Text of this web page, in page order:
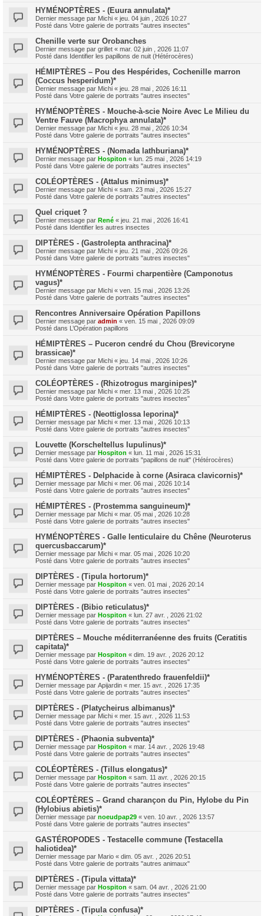
HYMÉNOPTÈRES - (Euura annulata)*
Dernier message par Michi « jeu. 04 juin , 2026 10:27
Posté dans Votre galerie de portraits "autres insectes"
Chenille verte sur Orobanches
Dernier message par grillet « mar. 02 juin , 2026 11:07
Posté dans Identifier les papillons de nuit (Hétérocères)
HÉMIPTÈRES – Pou des Hespérides, Cochenille marron
(Coccus hesperidum)*
Dernier message par Michi « jeu. 28 mai , 2026 16:11
Posté dans Votre galerie de portraits "autres insectes"
HYMÉNOPTÈRES - Mouche-à-scie Noire Avec Le Milieu du
Ventre Fauve (Macrophya annulata)*
Dernier message par Michi « jeu. 28 mai , 2026 10:34
Posté dans Votre galerie de portraits "autres insectes"
HYMÉNOPTÈRES - (Nomada lathburiana)*
Dernier message par Hospiton « lun. 25 mai , 2026 14:19
Posté dans Votre galerie de portraits "autres insectes"
COLÉOPTÈRES - (Attalus minimus)*
Dernier message par Michi « sam. 23 mai , 2026 15:27
Posté dans Votre galerie de portraits "autres insectes"
Quel criquet ?
Dernier message par René « jeu. 21 mai , 2026 16:41
Posté dans Identifier les autres insectes
DIPTÈRES - (Gastrolepta anthracina)*
Dernier message par Michi « jeu. 21 mai , 2026 09:26
Posté dans Votre galerie de portraits "autres insectes"
HYMÉNOPTÈRES - Fourmi charpentière (Camponotus
vagus)*
Dernier message par Michi « ven. 15 mai , 2026 13:26
Posté dans Votre galerie de portraits "autres insectes"
Rencontres Anniversaire Opération Papillons
Dernier message par admin « ven. 15 mai , 2026 09:09
Posté dans L’Opération papillons
HÉMIPTÈRES – Puceron cendré du Chou (Brevicoryne
brassicae)*
Dernier message par Michi « jeu. 14 mai , 2026 10:26
Posté dans Votre galerie de portraits "autres insectes"
COLÉOPTÈRES - (Rhizotrogus marginipes)*
Dernier message par Michi « mer. 13 mai , 2026 10:25
Posté dans Votre galerie de portraits "autres insectes"
HÉMIPTÈRES - (Neottiglossa leporina)*
Dernier message par Michi « mer. 13 mai , 2026 10:13
Posté dans Votre galerie de portraits "autres insectes"
Louvette (Korscheltellus lupulinus)*
Dernier message par Hospiton « lun. 11 mai , 2026 15:31
Posté dans Votre galerie de portraits "papillons de nuit" (Hétérocères)
HÉMIPTÈRES - Delphacide à corne (Asiraca clavicornis)*
Dernier message par Michi « mer. 06 mai , 2026 10:14
Posté dans Votre galerie de portraits "autres insectes"
HÉMIPTÈRES - (Prostemma sanguineum)*
Dernier message par Michi « mar. 05 mai , 2026 10:28
Posté dans Votre galerie de portraits "autres insectes"
HYMÉNOPTÈRES - Galle lenticulaire du Chêne (Neuroterus
quercusbaccarum)*
Dernier message par Michi « mar. 05 mai , 2026 10:20
Posté dans Votre galerie de portraits "autres insectes"
DIPTÈRES - (Tipula hortorum)*
Dernier message par Hospiton « ven. 01 mai , 2026 20:14
Posté dans Votre galerie de portraits "autres insectes"
DIPTÈRES - (Bibio reticulatus)*
Dernier message par Hospiton « lun. 27 avr. , 2026 21:02
Posté dans Votre galerie de portraits "autres insectes"
DIPTÈRES – Mouche méditerranéenne des fruits (Ceratitis
capitata)*
Dernier message par Hospiton « dim. 19 avr. , 2026 20:12
Posté dans Votre galerie de portraits "autres insectes"
HYMÉNOPTÈRES - (Paratenthredo frauenfeldii)*
Dernier message par Apijardin « mer. 15 avr. , 2026 17:35
Posté dans Votre galerie de portraits "autres insectes"
DIPTÈRES - (Platycheirus albimanus)*
Dernier message par Michi « mer. 15 avr. , 2026 11:53
Posté dans Votre galerie de portraits "autres insectes"
DIPTÈRES - (Phaonia subventa)*
Dernier message par Hospiton « mar. 14 avr. , 2026 19:48
Posté dans Votre galerie de portraits "autres insectes"
COLÉOPTÈRES - (Tillus elongatus)*
Dernier message par Hospiton « sam. 11 avr. , 2026 20:15
Posté dans Votre galerie de portraits "autres insectes"
COLÉOPTÈRES – Grand charançon du Pin, Hylobe du Pin
(Hylobius abietis)*
Dernier message par noeudpap29 « ven. 10 avr. , 2026 13:57
Posté dans Votre galerie de portraits "autres insectes"
GASTÉROPODES - Testacelle commune (Testacella
haliotidea)*
Dernier message par Mario « dim. 05 avr. , 2026 20:51
Posté dans Votre galerie de portraits "autres animaux"
DIPTÈRES - (Tipula vittata)*
Dernier message par Hospiton « sam. 04 avr. , 2026 21:00
Posté dans Votre galerie de portraits "autres insectes"
DIPTÈRES - (Tipula confusa)*